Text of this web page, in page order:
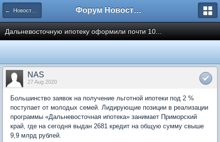
← Новости рынка недвижимости Форум Новостройки
Дальневосточную ипотеку оформили почти 10...
NAS
27 Aug 2020
Большинство заявок на получение льготной ипотеки под 2 %
поступает от молодых семей. Лидирующие позиции в реализации
программы «Дальневосточная ипотека» занимает Приморский
край, где на сегодня выдан 2681 кредит на общую сумму свыше
9,9 млрд рублей.